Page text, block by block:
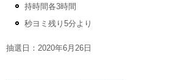
持時間各3時間
秒ヨミ残り5分より
抽選日：2020年6月26日